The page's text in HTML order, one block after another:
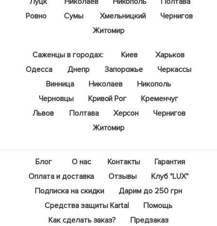
Ровно
Сумы Хмельницкий
Чернигов
Житомир
Саженцы в городах: Киев
Харьков
Одесса
Днепр Запорожье
Черкассы
Винница
Николаев
Никополь
Черновцы
Кривой Рог
Кременчуг
Львов
Полтава Херсон
Чернигов
Житомир
Блог О нас Контакты
Гарантия
Оплата и доставка
Отзывы
Клуб "LUX"
Подписка на скидки
Дарим до 250 грн
Средства защиты Kartal
Помощь
Как сделать заказ?
Предзаказ